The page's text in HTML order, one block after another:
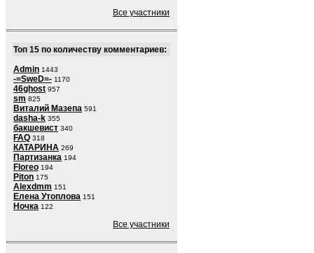
Все участники
Топ 15 по количеству комментариев:
Admin 1443
-=SweD=- 1170
46ghost 957
sm 825
Виталий Мазепа 591
dasha-k 355
бакшевист 340
FAQ 318
КАТАРИНА 269
Партизанка 194
Floreo 194
Piton 175
Alexdmm 151
Елена Утоплова 151
Ночка 122
Все участники